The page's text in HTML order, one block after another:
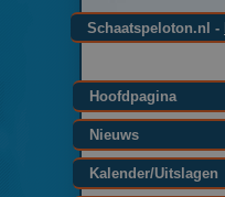
Schaatspeloton.nl -
Hoofdpagina
Nieuws
Kalender/Uitslagen